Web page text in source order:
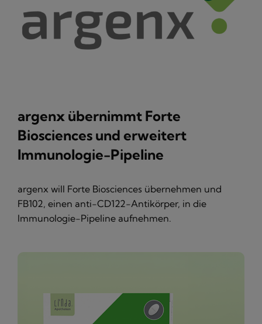
argenx übernimmt Forte
Biosciences und erweitert
Immunologie-Pipeline
argenx will Forte Biosciences übernehmen und
FB102, einen anti-CD122-Antikörper, in die
Immunologie-Pipeline aufnehmen.